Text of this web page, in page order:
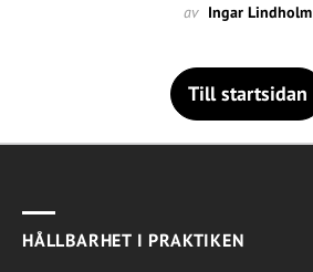
av Ingar Lindholm
Till startsidan
HÅLLBARHET I PRAKTIKEN